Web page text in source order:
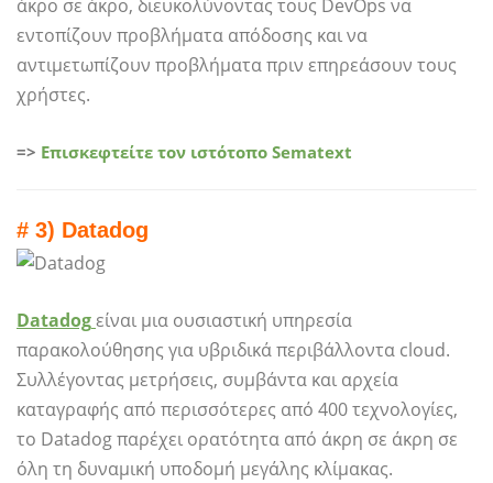
άκρο σε άκρο, διευκολύνοντας τους DevOps να
εντοπίζουν προβλήματα απόδοσης και να
αντιμετωπίζουν προβλήματα πριν επηρεάσουν τους
χρήστες.
=> Επισκεφτείτε τον ιστότοπο Sematext
# 3) Datadog
Datadogείναι μια ουσιαστική υπηρεσία
παρακολούθησης για υβριδικά περιβάλλοντα cloud.
Συλλέγοντας μετρήσεις, συμβάντα και αρχεία
καταγραφής από περισσότερες από 400 τεχνολογίες,
το Datadog παρέχει ορατότητα από άκρη σε άκρη σε
όλη τη δυναμική υποδομή μεγάλης κλίμακας.